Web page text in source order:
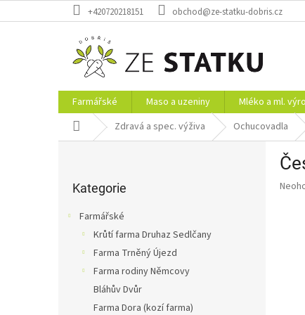
na
+420720218151 obchod@ze-statku-dobris.cz
Farmářské Maso a uzeniny Mléko a ml.
Domů Zdravá a spec. výživa Ochucovadla
kategorie
Kategorie
Farmářské
Krůtí farma Druhaz Sedlčany
Farma Trněný Újezd
Farma rodiny Němcovy
Bláhův Dvůr
Farma Dora (kozí farma)